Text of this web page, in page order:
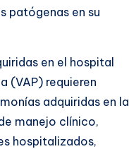
patógenas en su
en el hospital
(VAP) requieren
adquiridas en la
manejo clínico,
hospitalizados,